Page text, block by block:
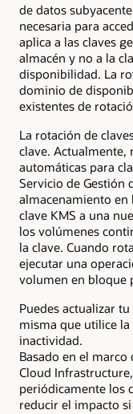
de datos
necesaria para
aplica a las claves
almacén y no a la
disponibilidad. La
dominio de
existentes de
La rotación de
clave. Actualmente,
automáticas para
Servicio de Gestión
almacenamiento
clave KMS a una
los volúmenes
la clave. Cuando
ejecutar una
volumen en bloque
Puedes actualizar
misma que utilice
inactividad.
Basado en el
Cloud
periódicamente los
reducir el impacto